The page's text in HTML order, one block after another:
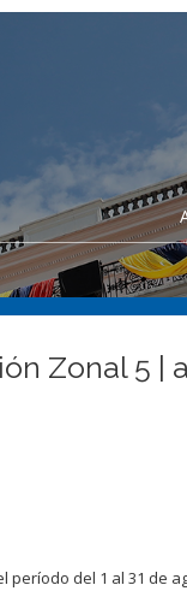
Zonal 5 |
período del 1 al 31 de